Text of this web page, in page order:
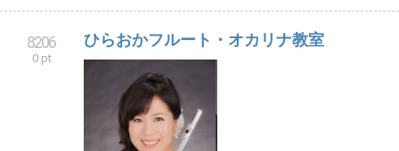
8206
0 pt
ひらおかフルート・オカリナ教室